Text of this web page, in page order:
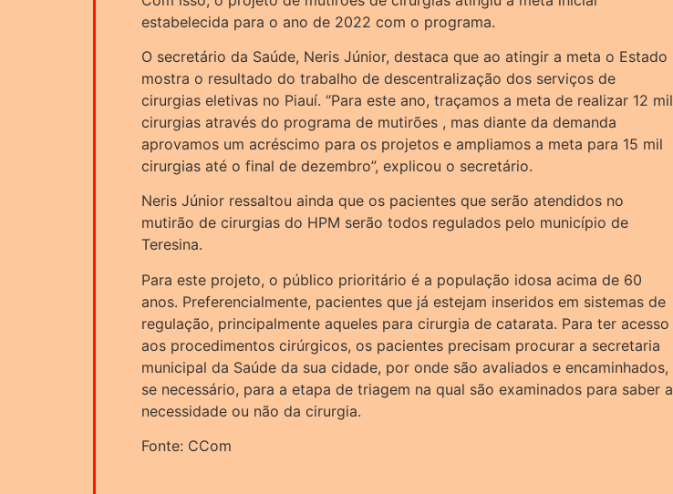
estabelecida para o ano de 2022 com o programa.
O secretário da Saúde, Neris Júnior, destaca que ao atingir a meta o Estado
mostra o resultado do trabalho de descentralização dos serviços de
cirurgias eletivas no Piauí. “Para este ano, traçamos a meta de realizar 12 mil
cirurgias através do programa de mutirões , mas diante da demanda
aprovamos um acréscimo para os projetos e ampliamos a meta para 15 mil
cirurgias até o final de dezembro”, explicou o secretário.
Neris Júnior ressaltou ainda que os pacientes que serão atendidos no
mutirão de cirurgias do HPM serão todos regulados pelo município de
Teresina.
Para este projeto, o público prioritário é a população idosa acima de 60
anos. Preferencialmente, pacientes que já estejam inseridos em sistemas de
regulação, principalmente aqueles para cirurgia de catarata. Para ter acesso
aos procedimentos cirúrgicos, os pacientes precisam procurar a secretaria
municipal da Saúde da sua cidade, por onde são avaliados e encaminhados,
se necessário, para a etapa de triagem na qual são examinados para saber a
necessidade ou não da cirurgia.
Fonte: CCom